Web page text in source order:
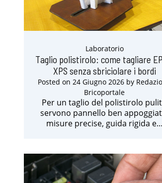
Laboratorio
Taglio polistirolo: come tagliare
XPS senza sbriciolare i bordi
Posted on 24 Giugno 2026 by
Bricoportale
Per un taglio del polistirolo
servono pannello ben
misure precise, guida rigida e…